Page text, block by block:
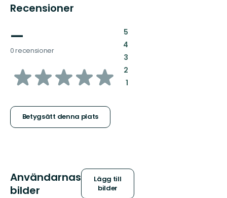
Recensioner
—
0 recensioner
av
stjärnor
Betygsätt denna plats
5:
4:
3:
2:
1:
Användarnas
bilder
Lägg till
bilder